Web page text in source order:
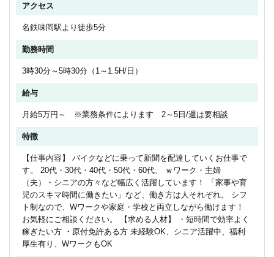
アクセス
名鉄味岡駅より徒歩5分
勤務時間
3時30分～5時30分（1～1.5H/日）
給与
月給5万円～ ※業務条件によります 2～5日/週は要相談
特徴
【仕事内容】 バイクなどに乗って新聞を配達していくお仕事で
す。 20代・30代・40代・50代・60代、 ｗワーク・主婦
（夫）・シニアの方々など幅広く活躍しています！ 「家事や育
児のスキマ時間に働きたい」など、働き方は人それぞれ。 シフ
ト制なので、Wワークや家庭・学校と両立しながら働けます！
お気軽にご相談ください。 【求める人材】 ・短時間で効率よく
稼ぎたい方 ・原付免許ある方 未経験OK、シニア活躍中、福利
厚生有り、WワークもOK